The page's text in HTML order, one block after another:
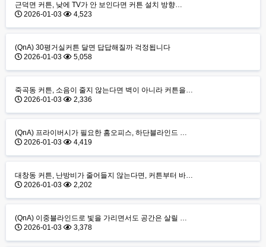
근덕면 커튼, 낮에 TV가 안 보인다면 커튼 설치 방향…
2026-01-03
4,523
(QnA) 30평거실커튼 달면 답답해질까 걱정됩니다
2026-01-03
5,058
죽곡동 커튼, 소음이 줄지 않는다면 벽이 아니라 커튼을…
2026-01-03
2,336
(QnA) 프라이버시가 필요한 홈오피스, 하단블라인드 …
2026-01-03
4,419
대창동 커튼, 난방비가 줄어들지 않는다면, 커튼부터 바…
2026-01-03
2,202
(QnA) 이중블라인드로 빛을 가리면서도 공간은 살릴 …
2026-01-03
3,378